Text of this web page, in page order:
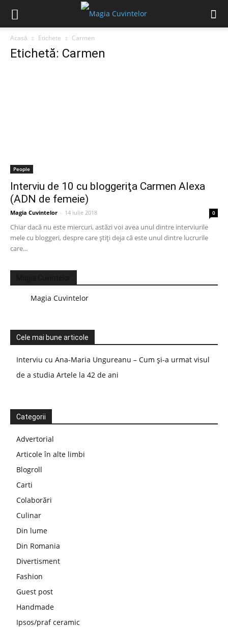
Acasă Etichete Carmen
Etichetă: Carmen
People
Interviu de 10 cu bloggeriţa Carmen Alexa
(ADN de femeie)
Magia Cuvintelor - 14 iulie 2018 0
Chiar dacă nu este miercuri, astăzi voi avea unul dintre interviurile
mele cu bloggeri, despre care știți deja că este unul dintre lucrurile
care...
Magia Cuvintelor
Cele mai bune articole
Interviu cu Ana-Maria Ungureanu – Cum și-a urmat visul
de a studia Artele la 42 de ani
Categorii
Advertorial
Articole în alte limbi
Blogroll
Carti
Colaborări
Culinar
Din lume
Din Romania
Divertisment
Fashion
Guest post
Handmade
Ipsos/praf ceramic